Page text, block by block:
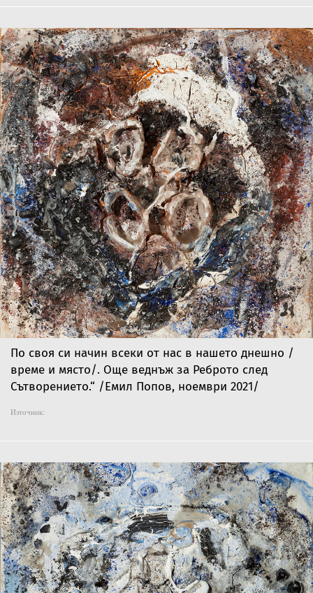
По своя си начин всеки от нас в нашето днешно /
време и място/. Още веднъж за Реброто след
Сътворението.“ /Емил Попов, ноември 2021/
Източник: